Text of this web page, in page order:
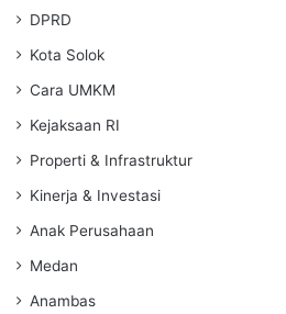
DPRD
Kota Solok
Cara UMKM
Kejaksaan RI
Properti & Infrastruktur
Kinerja & Investasi
Anak Perusahaan
Medan
Anambas